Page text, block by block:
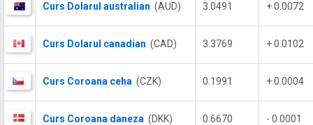
Curs Dolarul australian (AUD) 3.0491 + 0.0072
Curs Dolarul canadian (CAD) 3.3769 + 0.0102
Curs Coroana ceha (CZK) 0.1991 + 0.0004
Curs Coroana daneza (DKK) 0.6670 - 0.0001